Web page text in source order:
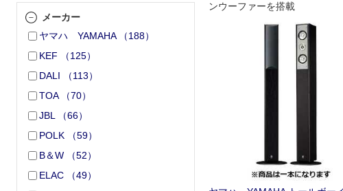
メーカー
ヤマハ YAMAHA
（188）
KEF
（125）
DALI
（113）
TOA
（70）
JBL
（66）
POLK
（59）
B＆W
（52）
ELAC
（49）
ンウーファーを搭載